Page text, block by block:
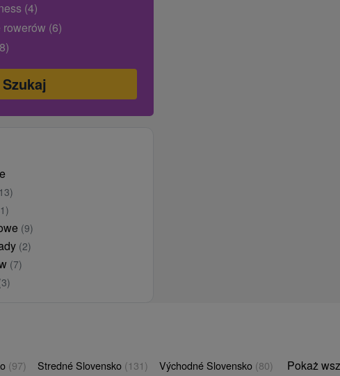
(4)
(6)
(9)
(2)
(7)
(97) Stredné Slovensko (131) Východné Slovensko (80) Pokaż